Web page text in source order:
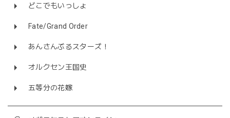
どこでもいっしょ
Fate/Grand Order
あんさんぶるスターズ！
オルクセン王国史
五等分の花嫁